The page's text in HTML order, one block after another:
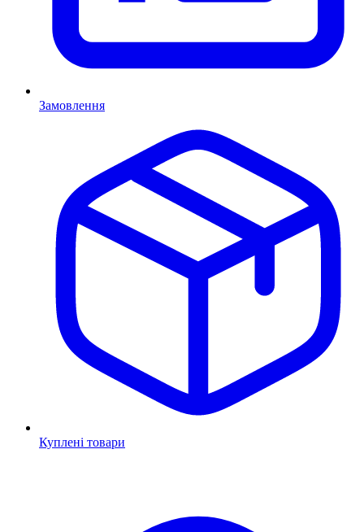
Замовлення
Куплені товари